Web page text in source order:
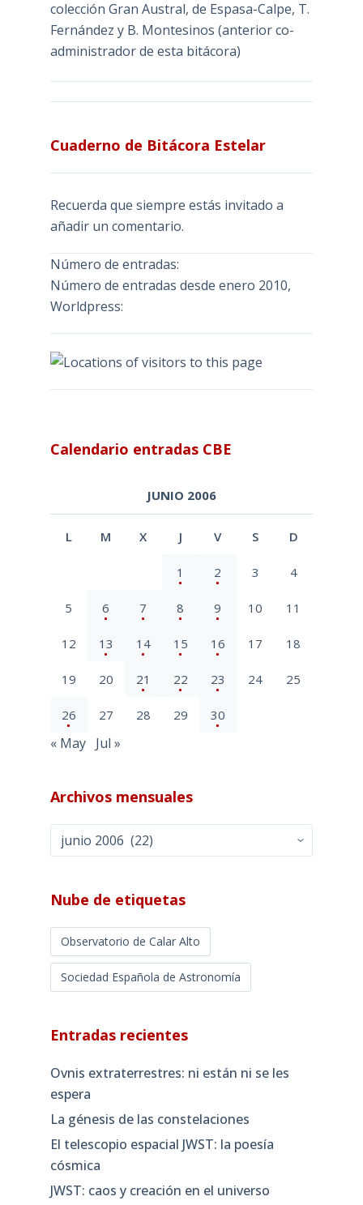
colección Gran Austral, de Espasa-Calpe, T.
Fernández y B. Montesinos (anterior co-
administrador de esta bitácora)
Cuaderno de Bitácora Estelar
Recuerda que siempre estás invitado a
añadir un comentario.
Número de entradas:
Número de entradas desde enero 2010,
Worldpress:
Calendario entradas CBE
JUNIO 2006
L M X J V S D
1 2 3 4
5 6 7 8 9 10 11
12 13 14 15 16 17 18
19 20 21 22 23 24 25
26 27 28 29 30
« May Jul »
Archivos mensuales
Archivos
mensuales
Nube de etiquetas
Observatorio de Calar Alto
Sociedad Española de Astronomía
Entradas recientes
Ovnis extraterrestres: ni están ni se les
espera
La génesis de las constelaciones
El telescopio espacial JWST: la poesía
cósmica
JWST: caos y creación en el universo